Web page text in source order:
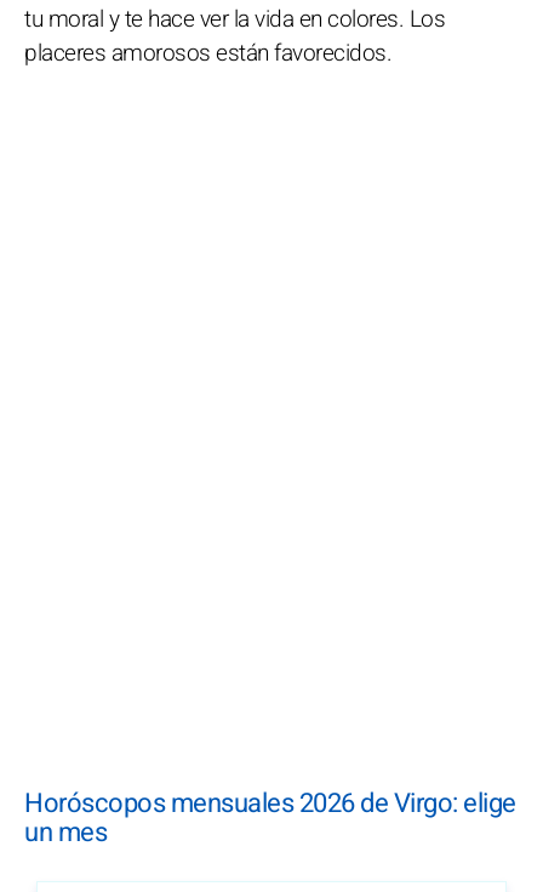
tu moral y te hace ver la vida en colores. Los
placeres amorosos están favorecidos.
Horóscopos mensuales 2026 de Virgo: elige
un mes